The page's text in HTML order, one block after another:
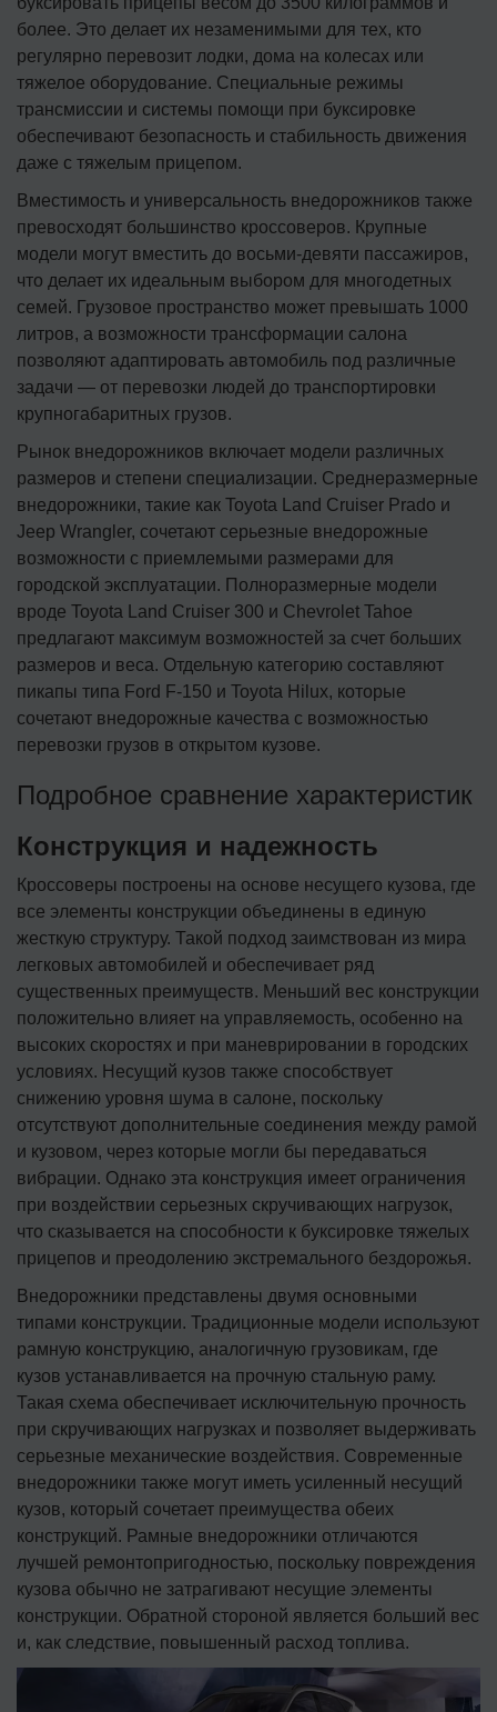
более. Это делает их незаменимыми для тех, кто
регулярно перевозит лодки, дома на колесах или
тяжелое оборудование. Специальные режимы
трансмиссии и системы помощи при буксировке
обеспечивают безопасность и стабильность движения
даже с тяжелым прицепом.
Вместимость и универсальность внедорожников также
превосходят большинство кроссоверов. Крупные
модели могут вместить до восьми-девяти пассажиров,
что делает их идеальным выбором для многодетных
семей. Грузовое пространство может превышать 1000
литров, а возможности трансформации салона
позволяют адаптировать автомобиль под различные
задачи — от перевозки людей до транспортировки
крупногабаритных грузов.
Рынок внедорожников включает модели различных
размеров и степени специализации. Среднеразмерные
внедорожники, такие как Toyota Land Cruiser Prado и
Jeep Wrangler, сочетают серьезные внедорожные
возможности с приемлемыми размерами для
городской эксплуатации. Полноразмерные модели
вроде Toyota Land Cruiser 300 и Chevrolet Tahoe
предлагают максимум возможностей за счет больших
размеров и веса. Отдельную категорию составляют
пикапы типа Ford F-150 и Toyota Hilux, которые
сочетают внедорожные качества с возможностью
перевозки грузов в открытом кузове.
Подробное сравнение характеристик
Конструкция и надежность
Кроссоверы построены на основе несущего кузова, где
все элементы конструкции объединены в единую
жесткую структуру. Такой подход заимствован из мира
легковых автомобилей и обеспечивает ряд
существенных преимуществ. Меньший вес конструкции
положительно влияет на управляемость, особенно на
высоких скоростях и при маневрировании в городских
условиях. Несущий кузов также способствует
снижению уровня шума в салоне, поскольку
отсутствуют дополнительные соединения между рамой
и кузовом, через которые могли бы передаваться
вибрации. Однако эта конструкция имеет ограничения
при воздействии серьезных скручивающих нагрузок,
что сказывается на способности к буксировке тяжелых
прицепов и преодолению экстремального бездорожья.
Внедорожники представлены двумя основными
типами конструкции. Традиционные модели используют
рамную конструкцию, аналогичную грузовикам, где
кузов устанавливается на прочную стальную раму.
Такая схема обеспечивает исключительную прочность
при скручивающих нагрузках и позволяет выдерживать
серьезные механические воздействия. Современные
внедорожники также могут иметь усиленный несущий
кузов, который сочетает преимущества обеих
конструкций. Рамные внедорожники отличаются
лучшей ремонтопригодностью, поскольку повреждения
кузова обычно не затрагивают несущие элементы
конструкции. Обратной стороной является больший вес
и, как следствие, повышенный расход топлива.